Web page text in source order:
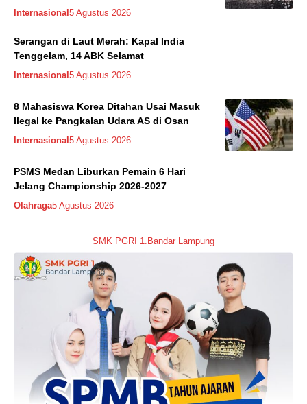
Internasional 5 Agustus 2026
Serangan di Laut Merah: Kapal India
Tenggelam, 14 ABK Selamat
Internasional 5 Agustus 2026
8 Mahasiswa Korea Ditahan Usai Masuk
Ilegal ke Pangkalan Udara AS di Osan
Internasional 5 Agustus 2026
PSMS Medan Liburkan Pemain 6 Hari
Jelang Championship 2026-2027
Olahraga5 Agustus 2026
SMK PGRI 1.Bandar Lampung